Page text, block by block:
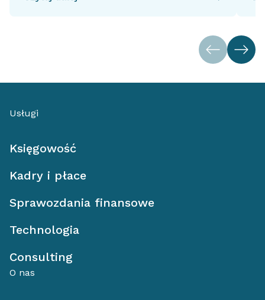
Usługi
Księgowość
Kadry i płace
Sprawozdania finansowe
Technologia
Consulting
O nas